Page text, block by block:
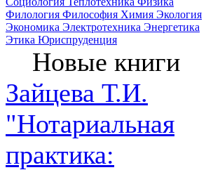
Филология Философия Химия Экология
Экономика Электротехника Энергетика
Этика Юриспруденция
Новые книги
Зайцева Т.И.
"Нотариальная
практика: